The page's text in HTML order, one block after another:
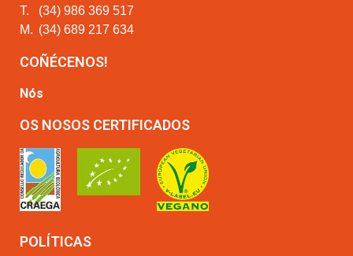
T.
(34) 986 369 517
M. (34) 689 217 634
COÑÉCENOS!
Nós
OS NOSOS CERTIFICADOS
POLÍTICAS